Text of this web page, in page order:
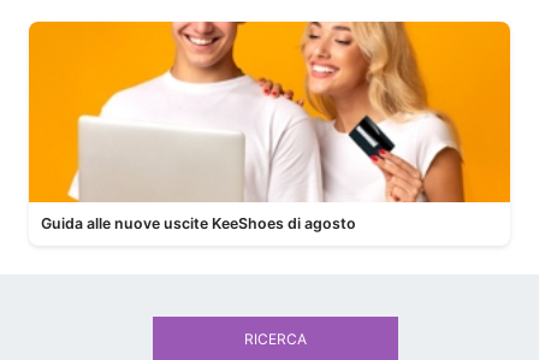
Guida alle nuove uscite KeeShoes di agosto
RICERCA